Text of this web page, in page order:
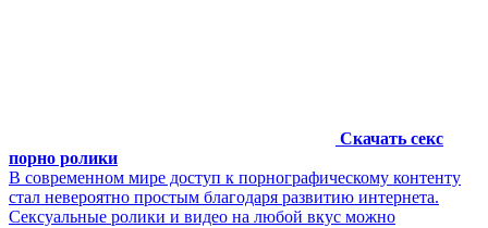
Скачать секс
порно ролики
В современном мире доступ к порнографическому контенту
стал невероятно простым благодаря развитию интернета.
Сексуальные ролики и видео на любой вкус можно